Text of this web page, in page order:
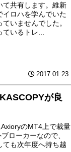
て共有します。維新
イロハを学んでいた
いませんでした。
いるトレ...
2017.01.23
が良
のMT4上で裁量
ローカーなので、
ても次年度へ持ち越